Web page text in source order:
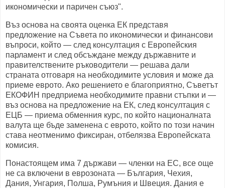
икономически и паричен съюз".
Въз основа на своята оценка ЕК представя
предложение на Съвета по икономически и финансови
въпроси, който — след консултация с Европейския
парламент и след обсъждане между държавните и
правителствените ръководители — решава дали
страната отговаря на необходимите условия и може да
приеме еврото. Ако решението е благоприятно, Съветът
ЕКОФИН предприема необходимите правни стъпки и —
въз основа на предложение на ЕК, след консултация с
ЕЦБ — приема обменния курс, по който националната
валута ще бъде заменена с еврото, който по този начин
става неотменимо фиксиран, отбелязва Европейската
комисия.
Понастоящем има 7 държави — членки на ЕС, все още
не са включени в еврозоната — България, Чехия,
Дания, Унгария, Полша, Румъния и Швеция. Дания е